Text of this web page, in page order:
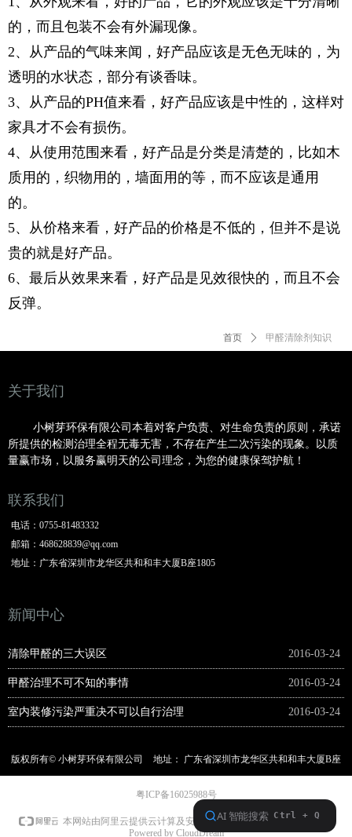
的，而且包装不会有外漏现像。
2、从产品的气味来闻，好产品应该是无色无味的，为
透明的水状态，部分有谈香味。
3、从产品的PH值来看，好产品应该是中性的，这样对
家具才不会有损伤。
4、从使用范围来看，好产品是分类是清楚的，比如木
质用的，织物用的，墙面用的等，而不应该是通用
的。
5、从价格来看，好产品的价格是不低的，但并不是说
贵的就是好产品。
6、最后从效果来看，好产品是见效很快的，而且不会
反弹。
首页 ꄲ 甲醛清除剂知识
关于我们
小树芽环保有限公司本着对客户负责、对生命负责的原则，承诺
所提供的检测治理全程无毒无害，不存在产生二次污染的现象。以质
量赢市场，以服务赢明天的公司理念，为您的健康保驾护航！
电话： 0755-81483332
邮箱： 468628839@qq.com
地址： 广东省深圳市龙华区共和和丰大厦B座1805
联系我们
版权所有© 小树芽环保有限公司 地址：
广东省深圳市龙华区共和和丰大厦B座
1805
电话： 0755-81483332
新闻中心
2016-03-24
清除甲醛的三大误区
2016-03-24
甲醛治理不可不知的事情
2016-03-24
室内装修污染严重决不可以自行治理
粤ICP备16025988号
本网站由阿里云提供云计算及安全服务 本网站支持
IPv6
Powered by CloudDream